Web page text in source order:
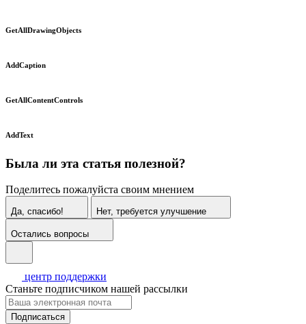
GetAllDrawingObjects
AddCaption
GetAllContentControls
AddText
Была ли эта статья полезной?
Поделитесь пожалуйста своим мнением
Да, спасибо! Нет, требуется улучшение
Остались вопросы
центр поддержки
Станьте подписчиком нашей рассылки
Подписаться